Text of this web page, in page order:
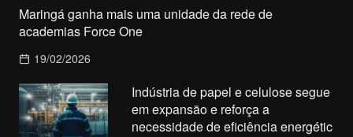
Maringá ganha mais uma unidade da rede de
academias Force One
19/02/2026
Indústria de papel e celulose segue
em expansão e reforça a
necessidade de eficiência energétic